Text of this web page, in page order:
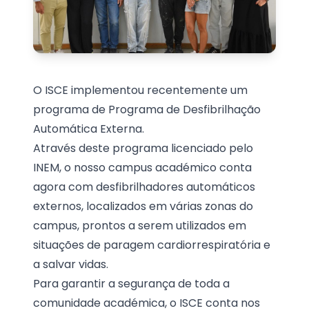
O ISCE implementou recentemente um
programa de Programa de Desfibrilhação
Automática Externa.
Através deste programa licenciado pelo
INEM, o nosso campus académico conta
agora com desfibrilhadores automáticos
externos, localizados em várias zonas do
campus, prontos a serem utilizados em
situações de paragem cardiorrespiratória e
a salvar vidas.
Para garantir a segurança de toda a
comunidade académica, o ISCE conta nos